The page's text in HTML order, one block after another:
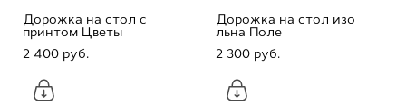
Дорожка на стол с
принтом Цветы
2 400 pуб.
Дорожка на стол изо
льна Поле
2 300 pуб.